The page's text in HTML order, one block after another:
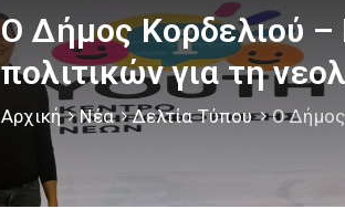
Ο Δήμος Κορδελιού
πολιτικών για τη
Αρχική Νέα Δελτία Τύπου Ο